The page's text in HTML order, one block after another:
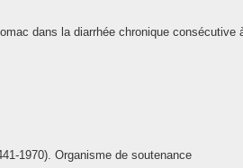
dans la diarrhée chronique
1970). Organisme de soutenance